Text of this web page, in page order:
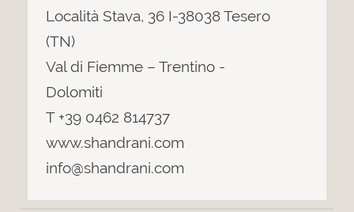
Località Stava, 36 I-38038 Tesero
(TN)
Val di Fiemme – Trentino -
Dolomiti
T +39 0462 814737
www.shandrani.com
info@shandrani.com